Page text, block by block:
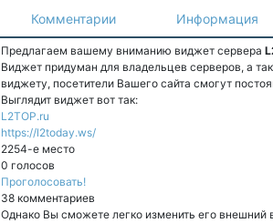
Комментарии Информация
Предлагаем вашему вниманию виджет сервера
Виджет придуман для владельцев серверов, а
виджету, посетители Вашего сайта смогут
Выглядит виджет вот так:
L2TOP.ru
https://l2today.ws/
2254-е место
0 голосов
Проголосовать!
38 комментариев
Однако Вы сможете легко изменить его